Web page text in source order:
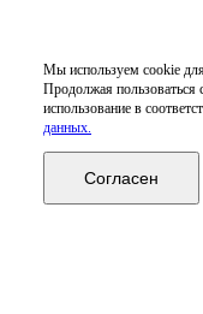
Мы используем cookie
Продолжая пользоваться
использование в
данных.
Согласен